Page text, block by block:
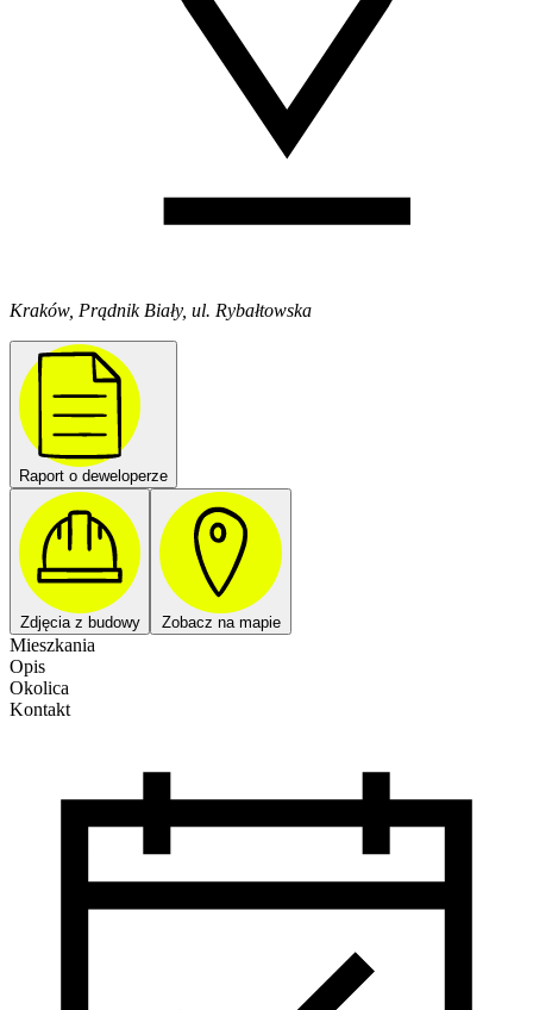
Kraków, Prądnik Biały, ul. Rybałtowska
Raport o deweloperze
Zdjęcia z budowy Zobacz na mapie
Mieszkania
Opis
Okolica
Kontakt